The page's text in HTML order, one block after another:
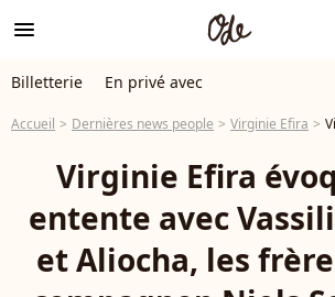
menu
Billetterie En privé avec
Accueil Dernières news people Virginie Efira
Virginie Efira
entente avec
et Aliocha, les